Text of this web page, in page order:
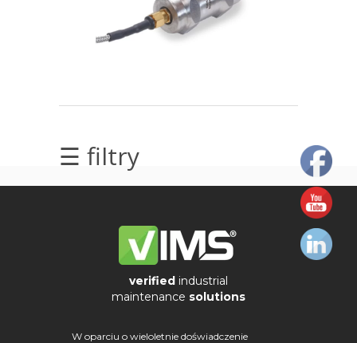
☰ filtry
Wibrodiagnostyka
verified industrial
maintenance solutions
W oparciu o wieloletnie doświadczenie